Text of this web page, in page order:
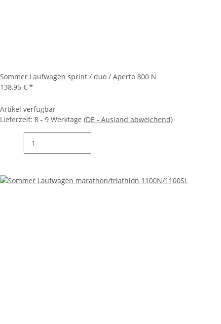
Sommer Laufwagen sprint / duo / Aperto 800 N
138,95 € *
Artikel verfügbar
Lieferzeit: 8 - 9 Werktage (DE - Ausland abweichend)